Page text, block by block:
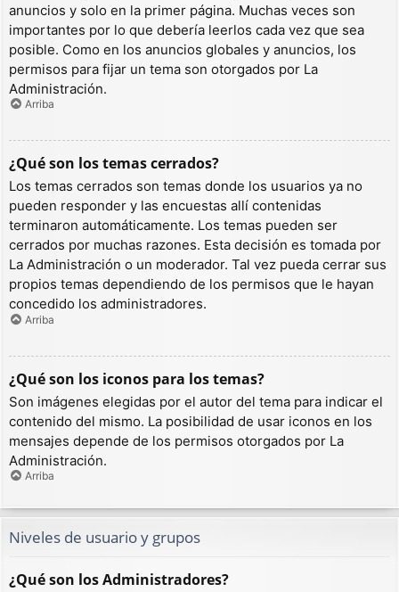
anuncios y solo en la primer página. Muchas veces son
importantes por lo que debería leerlos cada vez que sea
posible. Como en los anuncios globales y anuncios, los
permisos para fijar un tema son otorgados por La
Administración.
Arriba
¿Qué son los temas cerrados?
Los temas cerrados son temas donde los usuarios ya no
pueden responder y las encuestas allí contenidas
terminaron automáticamente. Los temas pueden ser
cerrados por muchas razones. Esta decisión es tomada por
La Administración o un moderador. Tal vez pueda cerrar sus
propios temas dependiendo de los permisos que le hayan
concedido los administradores.
Arriba
¿Qué son los iconos para los temas?
Son imágenes elegidas por el autor del tema para indicar el
contenido del mismo. La posibilidad de usar iconos en los
mensajes depende de los permisos otorgados por La
Administración.
Arriba
Niveles de usuario y grupos
¿Qué son los Administradores?